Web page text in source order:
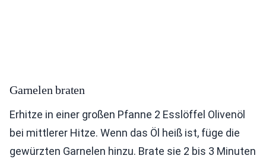
Garnelen braten
Erhitze in einer großen Pfanne 2 Esslöffel Olivenöl
bei mittlerer Hitze. Wenn das Öl heiß ist, füge die
gewürzten Garnelen hinzu. Brate sie 2 bis 3 Minuten